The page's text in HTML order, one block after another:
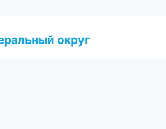
округ